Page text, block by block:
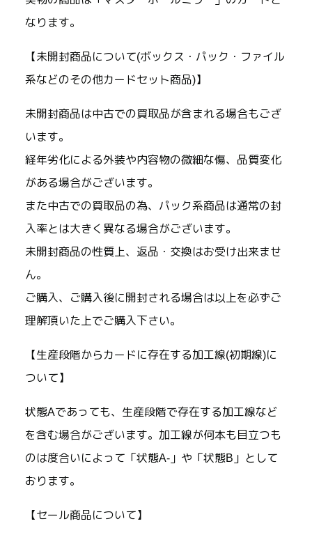
なります。
【未開封商品について(ボックス・パック・ファイル
系などのその他カードセット商品)】
未開封商品は中古での買取品が含まれる場合もござ
います。
経年劣化による外装や内容物の微細な傷、品質変化
がある場合がございます。
また中古での買取品の為、パック系商品は通常の封
入率とは大きく異なる場合がございます。
未開封商品の性質上、返品・交換はお受け出来ませ
ん。
ご購入、ご購入後に開封される場合は以上を必ずご
理解頂いた上でご購入下さい。
【生産段階からカードに存在する加工線(初期線)に
ついて】
状態Aであっても、生産段階で存在する加工線など
を含む場合がございます。加工線が何本も目立つも
のは度合いによって「状態A-」や「状態B」として
おります。
【セール商品について】